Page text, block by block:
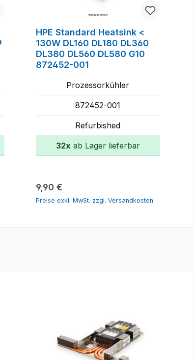
HPE Standard Heatsink <
130W DL160 DL180 DL360
DL380 DL560 DL580 G10
872452-001
Prozessorkühler
872452-001
Refurbished
32x ab Lager lieferbar
Regulärer Preis:
9,90 €
Preise exkl. MwSt. zzgl. Versandkosten